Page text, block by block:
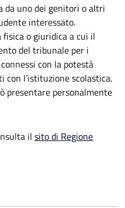
da uno dei genitori o altri
interessato.
o giuridica a cui il
del tribunale per i
con la potestà
l’istituzione scolastica.
presentare personalmente
il sito di Regione